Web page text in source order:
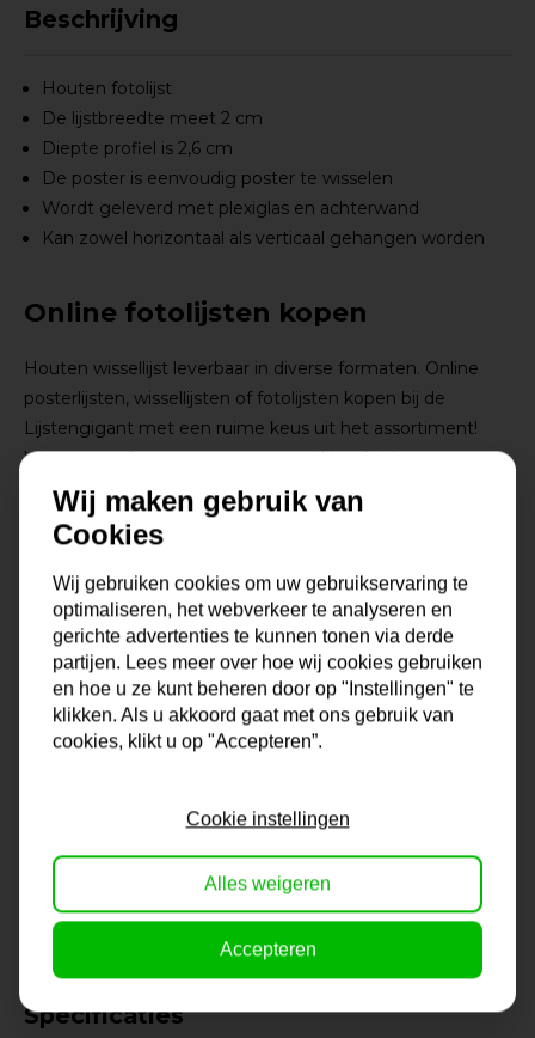
Beschrijving
Houten fotolijst
De lijstbreedte meet 2 cm
Diepte profiel is 2,6 cm
De poster is eenvoudig poster te wisselen
Wordt geleverd met plexiglas en achterwand
Kan zowel horizontaal als verticaal gehangen worden
Online fotolijsten kopen
Houten wissellijst leverbaar in diverse formaten. Online
posterlijsten, wissellijsten of fotolijsten kopen bij de
Lijstengigant met een ruime keus uit het assortiment!
Want voor elk interieur, muur en stijl heeft Lijstengigant
passende lijsten. Fotolijsten, wissellijsten of posterlijsten,
wij hebben ze in ons assortiment. Modern, klassiek, glad of
met motief, een lichte of juist een donkere lijst, het is
allemaal mogelijk bij dé Lijstengigant van Nederland. De
keus in formaten is enorm en mocht jouw formaat er niet
bij zitten, dan kun je altijd contact met ons opnemen voor
een lijst op maat. Zo ben je altijd verzekerd van de juiste
lijst voor jouw foto, poster, diploma of wat je ook maar wilt
inlijsten.
je verzekerd van kwaliteit en vakmanschap. En dat voor
een lage prijs!
Na je bestelling gaat onze lijstenmaker voor je aan de
slag. Gratis verzending vanaf €99,95!
Specificaties
Wij maken gebruik van
Cookies
Wij gebruiken cookies om uw gebruikservaring te
optimaliseren, het webverkeer te analyseren en
gerichte advertenties te kunnen tonen via derde
partijen. Lees meer over hoe wij cookies gebruiken
en hoe u ze kunt beheren door op "Instellingen" te
klikken. Als u akkoord gaat met ons gebruik van
cookies, klikt u op "Accepteren”.
Cookie instellingen
Alles weigeren
Accepteren